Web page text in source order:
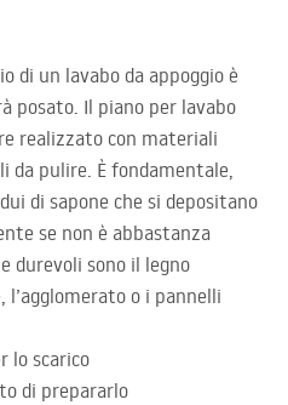
di un lavabo da appoggio è
posato. Il piano per lavabo
realizzato con materiali
da pulire. È fondamentale,
di sapone che si depositano
se non è abbastanza
durevoli sono il legno
o i pannelli
lo scarico
di prepararlo